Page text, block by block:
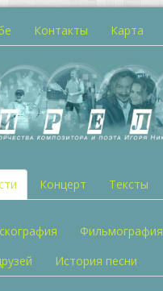
Контакты Карта
Концерт Тексты
Фильмография
История песни